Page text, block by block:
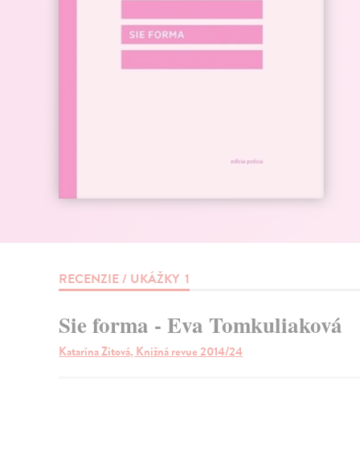
RECENZIE / UKÁŽKY 1
Sie forma - Eva Tomkuliaková
Katarína Zitová, Knižná revue 2014/24